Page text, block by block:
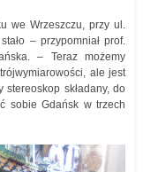
we Wrzeszczu, przy ul.
– przypomniał prof.
– Teraz możemy
ale jest
składany, do
sobie Gdańsk w trzech